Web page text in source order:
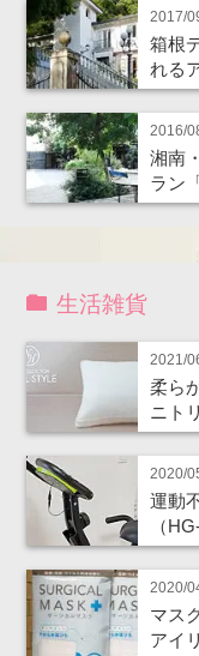
2017/
箱根
れる
2016/
湘南
ラン
生活雑貨
2021/
柔ら
ニト
2020/
運動
（
2020/
マス
アイ